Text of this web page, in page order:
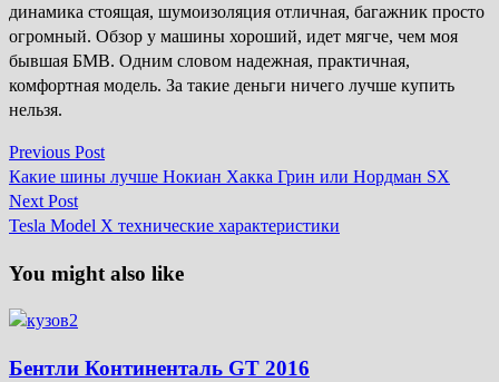
динамика стоящая, шумоизоляция отличная, багажник просто
огромный. Обзор у машины хороший, идет мягче, чем моя
бывшая БМВ. Одним словом надежная, практичная,
комфортная модель. За такие деньги ничего лучше купить
нельзя.
Навігація
записів
Previous PostPrevious
post:
Какие шины лучше Нокиан Хакка Грин или Нордман SX
Next PostNext
post:
Tesla Model X технические характеристики
You might also like
Бентли Континенталь GT 2016